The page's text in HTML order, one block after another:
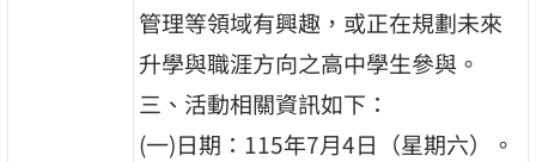
管理等領域有興趣，或正在規劃未來
升學與職涯方向之高中學生參與。
三、活動相關資訊如下：
(一)日期：115年7月4日（星期六）。